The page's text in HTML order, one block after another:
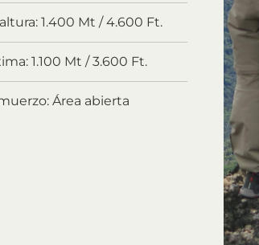
1.400 Mt / 4.600 Ft.
1.100 Mt / 3.600 Ft.
Área abierta